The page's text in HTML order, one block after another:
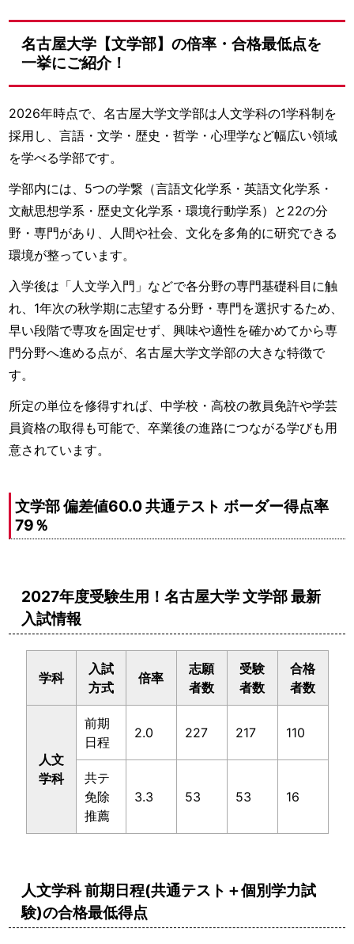
名古屋大学【文学部】の倍率・合格最低点を
一挙にご紹介！
2026年時点で、名古屋大学文学部は人文学科の1学科制を
採用し、言語・文学・歴史・哲学・心理学など幅広い領域
を学べる学部です。
学部内には、5つの学繋（言語文化学系・英語文化学系・
文献思想学系・歴史文化学系・環境行動学系）と22の分
野・専門があり、人間や社会、文化を多角的に研究できる
環境が整っています。
入学後は「人文学入門」などで各分野の専門基礎科目に触
れ、1年次の秋学期に志望する分野・専門を選択するため、
早い段階で専攻を固定せず、興味や適性を確かめてから専
門分野へ進める点が、名古屋大学文学部の大きな特徴で
す。
所定の単位を修得すれば、中学校・高校の教員免許や学芸
員資格の取得も可能で、卒業後の進路につながる学びも用
意されています。
文学部 偏差値60.0 共通テスト ボーダー得点率
79％
2027年度受験生用！名古屋大学 文学部 最新
入試情報
学科
入試
方式
倍率
志願
者数
受験
者数
合格
者数
人文
学科
前期
日程
2.0 227 217 110
共テ
免除
推薦
3.3 53 53 16
人文学科 前期日程(共通テスト＋個別学力試
験)の合格最低得点